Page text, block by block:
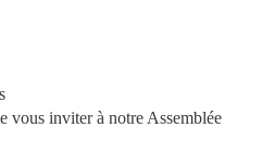
vous inviter à notre Assemblée